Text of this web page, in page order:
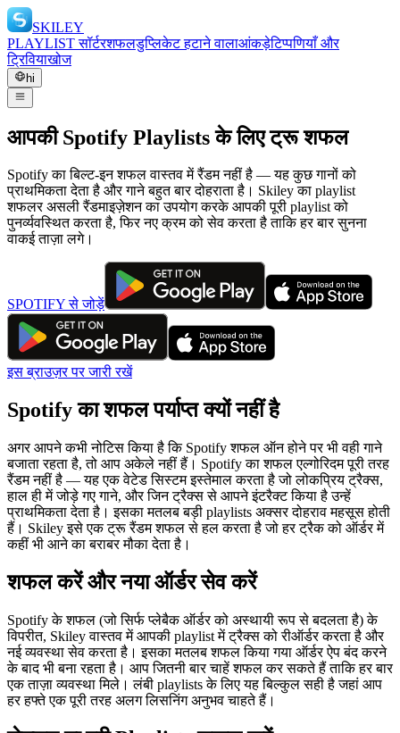
SKILEY
PLAYLIST सॉर्टरशफलडुप्लिकेट हटाने वालाआंकड़ेटिप्पणियाँ और
ट्रिवियाखोज
hi
आपकी Spotify Playlists के लिए ट्रू शफल
Spotify का बिल्ट-इन शफल वास्तव में रैंडम नहीं है — यह कुछ गानों को
प्राथमिकता देता है और गाने बहुत बार दोहराता है। Skiley का playlist
शफलर असली रैंडमाइज़ेशन का उपयोग करके आपकी पूरी playlist को
पुनर्व्यवस्थित करता है, फिर नए क्रम को सेव करता है ताकि हर बार सुनना
वाकई ताज़ा लगे।
SPOTIFY से जोड़ें
इस ब्राउज़र पर जारी रखें
Spotify का शफल पर्याप्त क्यों नहीं है
अगर आपने कभी नोटिस किया है कि Spotify शफल ऑन होने पर भी वही गाने
बजाता रहता है, तो आप अकेले नहीं हैं। Spotify का शफल एल्गोरिदम पूरी तरह
रैंडम नहीं है — यह एक वेटेड सिस्टम इस्तेमाल करता है जो लोकप्रिय ट्रैक्स,
हाल ही में जोड़े गए गाने, और जिन ट्रैक्स से आपने इंटरैक्ट किया है उन्हें
प्राथमिकता देता है। इसका मतलब बड़ी playlists अक्सर दोहराव महसूस होती
हैं। Skiley इसे एक ट्रू रैंडम शफल से हल करता है जो हर ट्रैक को ऑर्डर में
कहीं भी आने का बराबर मौका देता है।
शफल करें और नया ऑर्डर सेव करें
Spotify के शफल (जो सिर्फ प्लेबैक ऑर्डर को अस्थायी रूप से बदलता है) के
विपरीत, Skiley वास्तव में आपकी playlist में ट्रैक्स को रीऑर्डर करता है और
नई व्यवस्था सेव करता है। इसका मतलब शफल किया गया ऑर्डर ऐप बंद करने
के बाद भी बना रहता है। आप जितनी बार चाहें शफल कर सकते हैं ताकि हर बार
एक ताज़ा व्यवस्था मिले। लंबी playlists के लिए यह बिल्कुल सही है जहां आप
हर हफ्ते एक पूरी तरह अलग लिसनिंग अनुभव चाहते हैं।